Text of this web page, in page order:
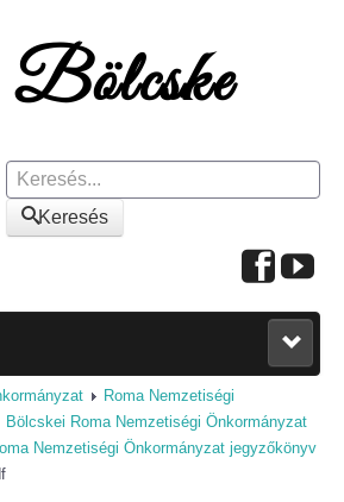
Keresés
Keresés
Roma Nemzetiségi
Bölcskei Roma Nemzetiségi Önkormányzat
Nemzetiségi Önkormányzat jegyzőkönyv